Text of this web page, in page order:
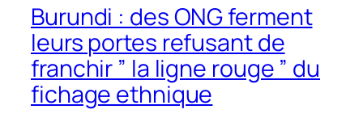
Burundi : des ONG ferment
leurs portes refusant de
franchir ” la ligne rouge ” du
fichage ethnique